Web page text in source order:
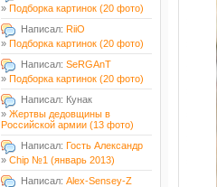
» Подборка картинок (20 фото)
Написал: RiiO
» Подборка картинок (20 фото)
Написал: SeRGAnT
» Подборка картинок (20 фото)
Написал: Кунак
» Жертвы дедовщины в
Российской армии (13 фото)
Написал: Гость Александр
» Chip №1 (январь 2013)
Написал: Alex-Sensey-Z